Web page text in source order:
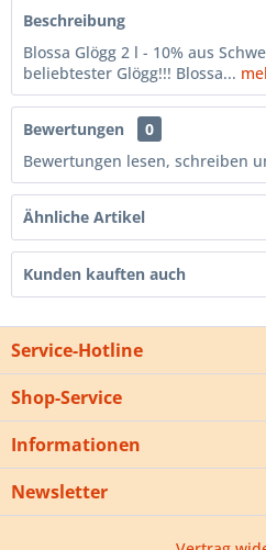
Beschreibung
Blossa Glögg 2 l - 10% aus
beliebtester Glögg!!! Blossa...
Bewertungen
0
Bewertungen lesen, schreiben
Ähnliche Artikel
Kunden kauften auch
Service-Hotline
Shop-Service
Informationen
Newsletter